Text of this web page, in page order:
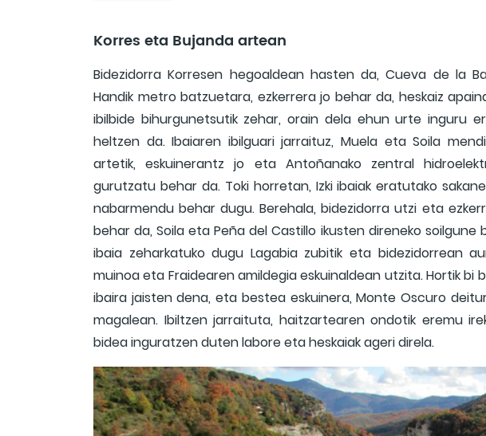
Korres eta Bujanda artean
Bidezidorra Korresen hegoaldean hasten da, Cueva de la
Handik metro batzuetara, ezkerrera jo behar da, heskaiz
ibilbide bihurgunetsutik zehar, orain dela ehun urte inguru
heltzen da. Ibaiaren ibilguari jarraituz, Muela eta Soila
artetik, eskuinerantz jo eta Antoñanako zentral
gurutzatu behar da. Toki horretan, Izki ibaiak eratutako
nabarmendu behar dugu. Berehala, bidezidorra utzi eta
behar da, Soila eta Peña del Castillo ikusten direneko soilgune
ibaia zeharkatuko dugu Lagabia zubitik eta bidezidorrean
muinoa eta Fraidearen amildegia eskuinaldean utzita. Hortik bi
ibaira jaisten dena, eta bestea eskuinera, Monte Oscuro
magalean. Ibiltzen jarraituta, haitzartearen ondotik eremu
bidea inguratzen duten labore eta heskaiak ageri direla.